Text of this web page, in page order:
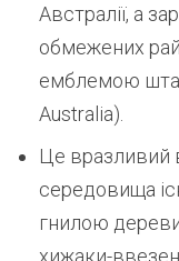
Австралії, а
обмежених
емблемою
Australia).
Це вразливий
середовища
гнилою
хижаки-